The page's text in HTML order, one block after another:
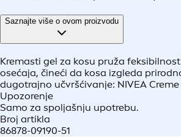
Saznajte više o ovom proizvodu
Kremasti gel za kosu pruža
osećaja, čineći da kosa izgleda
dugotrajno učvršćivanje: NIVEA Creme
Upozorenje
Samo za spoljašnju upotrebu.
Broj artikla
86878-09190-51